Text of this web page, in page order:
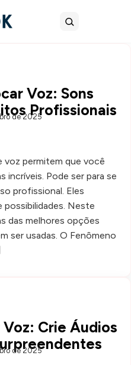
Buscar
Voz: Sons
Profissionais
de 2025
voz permitem que você
incríveis. Pode ser para se
profissional. Eles
possibilidades. Neste
das melhores opções
ser usadas. O Fenômeno
Crie Áudios
de 2025